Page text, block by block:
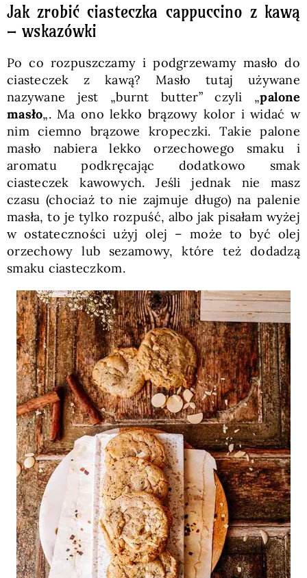
Jak zrobić ciasteczka cappuccino z kawą
– wskazówki
Po co rozpuszczamy i podgrzewamy masło do
ciasteczek z kawą? Masło tutaj używane
nazywane jest „burnt butter” czyli „palone
masło„. Ma ono lekko brązowy kolor i widać w
nim ciemno brązowe kropeczki. Takie palone
masło nabiera lekko orzechowego smaku i
aromatu podkręcając dodatkowo smak
ciasteczek kawowych. Jeśli jednak nie masz
czasu (chociaż to nie zajmuje długo) na palenie
masła, to je tylko rozpuść, albo jak pisałam wyżej
w ostateczności użyj olej – może to być olej
orzechowy lub sezamowy, które też dodadzą
smaku ciasteczkom.